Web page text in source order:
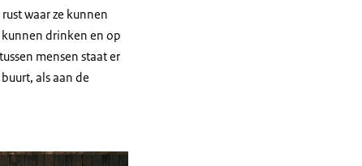
waar ze kunnen
drinken en op
mensen staat er
als aan de
vergrote weergave Open de galerij in vergrote weergave